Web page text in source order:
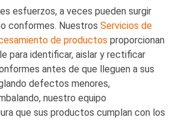
esfuerzos, a veces pueden surgir
conformes. Nuestros Servicios de
de productos proporcionan
para identificar, aislar y rectificar
antes de que lleguen a sus
defectos menores,
nuestro equipo
que sus productos cumplan con los